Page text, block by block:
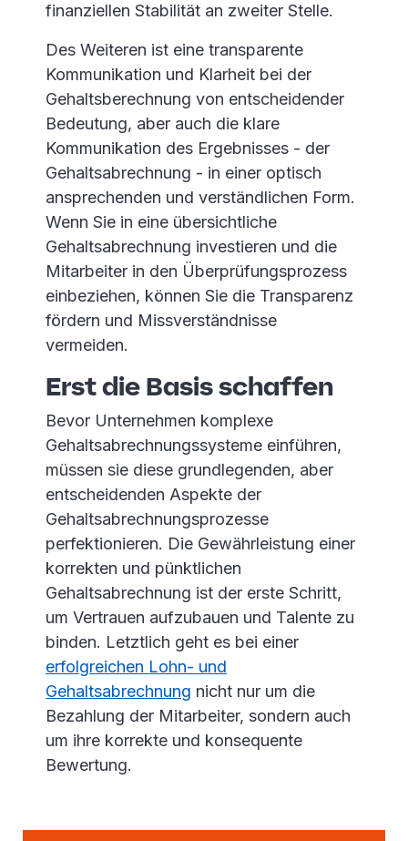
finanziellen Stabilität an zweiter Stelle.
Des Weiteren ist eine transparente
Kommunikation und Klarheit bei der
Gehaltsberechnung von entscheidender
Bedeutung, aber auch die klare
Kommunikation des Ergebnisses - der
Gehaltsabrechnung - in einer optisch
ansprechenden und verständlichen Form.
Wenn Sie in eine übersichtliche
Gehaltsabrechnung investieren und die
Mitarbeiter in den Überprüfungsprozess
einbeziehen, können Sie die Transparenz
fördern und Missverständnisse
vermeiden.
Erst die Basis schaffen
Bevor Unternehmen komplexe
Gehaltsabrechnungssysteme einführen,
müssen sie diese grundlegenden, aber
entscheidenden Aspekte der
Gehaltsabrechnungsprozesse
perfektionieren. Die Gewährleistung einer
korrekten und pünktlichen
Gehaltsabrechnung ist der erste Schritt,
um Vertrauen aufzubauen und Talente zu
binden. Letztlich geht es bei einer
erfolgreichen Lohn- und
Gehaltsabrechnung nicht nur um die
Bezahlung der Mitarbeiter, sondern auch
um ihre korrekte und konsequente
Bewertung.